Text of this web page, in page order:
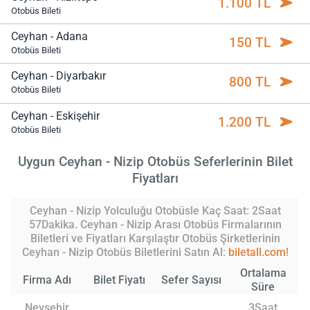
Otobüs Bileti
Ceyhan - Adana
Otobüs Bileti 150 TL
Ceyhan - Diyarbakır
Otobüs Bileti 800 TL
Ceyhan - Eskişehir
Otobüs Bileti 1.200 TL
Uygun Ceyhan - Nizip Otobüs Seferlerinin Bilet
Fiyatları
Ceyhan - Nizip Yolculuğu Otobüsle Kaç Saat: 2Saat
57Dakika. Ceyhan - Nizip Arası Otobüs Firmalarının
Biletleri ve Fiyatları Karşılaştır Otobüs Şirketlerinin
Ceyhan - Nizip Otobüs Biletlerini Satın Al: biletall.com!
Firma Adı Bilet Fiyatı Sefer Sayısı
Ortalama
Süre